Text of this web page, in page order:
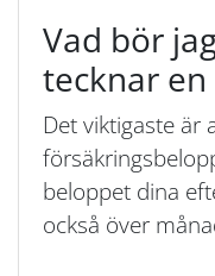
Vad bör
tecknar
Det viktigaste är
beloppet dina
också över